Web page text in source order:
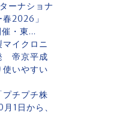
ーナショナ
春2026」
・東...
イクロニ
帝京平成
使いやすい
チプチ株
1日から、